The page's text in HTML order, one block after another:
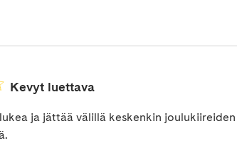
Kevyt luettava
ja jättää välillä keskenkin